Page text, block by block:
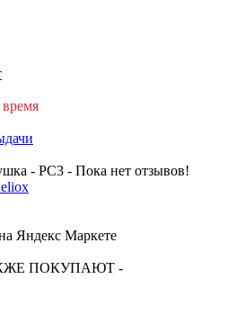
- PC3 - Пока нет отзывов!
Яндекс Маркете
ПОКУПАЮТ -